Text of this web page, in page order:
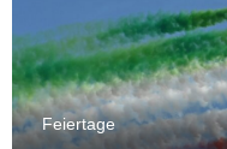
Feiertage